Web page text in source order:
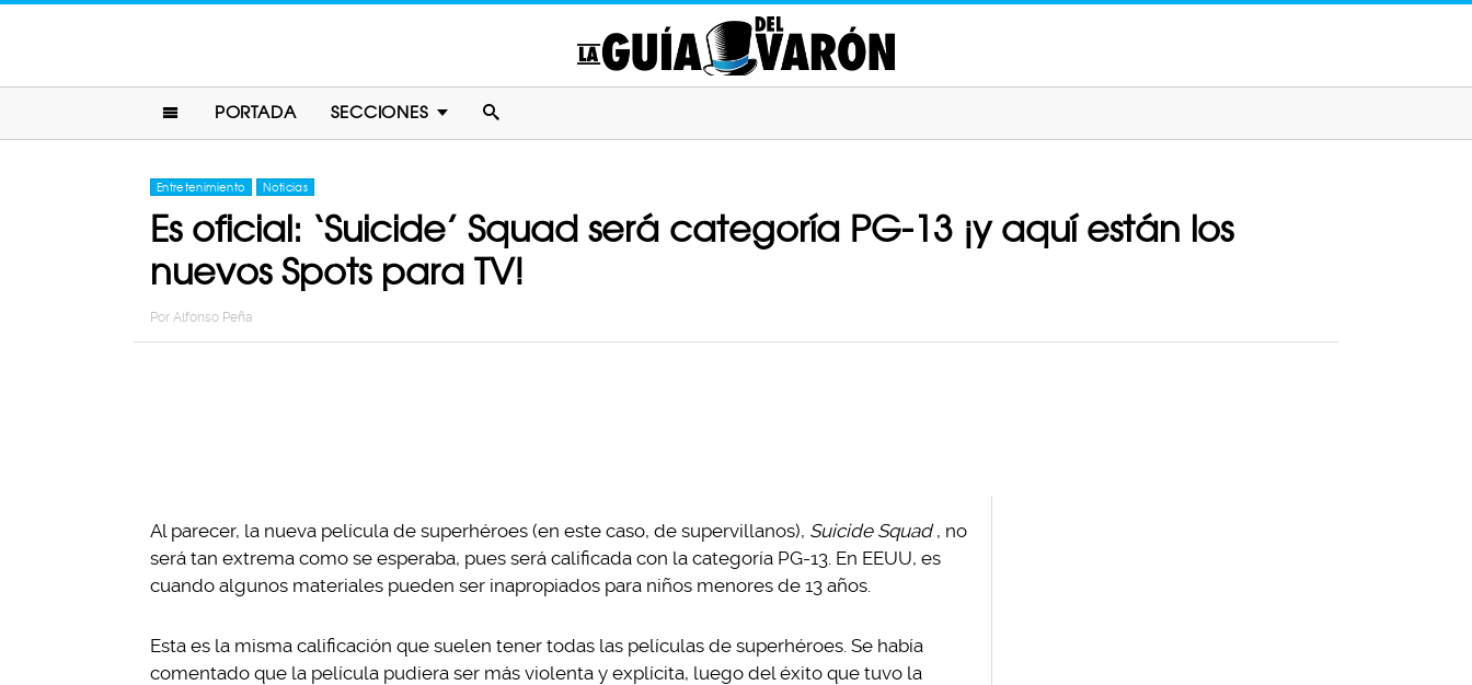
PORTADA SECCIONES
Entretenimiento Noticias
Es oficial: ‘Suicide’ Squad será categoría PG-13 ¡y aquí están los
nuevos Spots para TV!
Por Alfonso Peña
Al parecer, la nueva película de superhéroes (en este caso, de supervillanos), Suicide Squad , no
será tan extrema como se esperaba, pues será calificada con la categoría PG-13. En EEUU, es
cuando algunos materiales pueden ser inapropiados para niños menores de 13 años.
Esta es la misma calificación que suelen tener todas las películas de superhéroes. Se había
comentado que la película pudiera ser más violenta y explícita, luego del éxito que tuvo la